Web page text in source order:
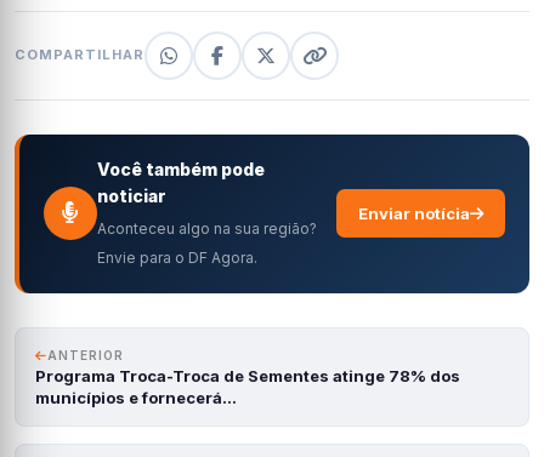
COMPARTILHAR
Você também pode
noticiar
Aconteceu algo na sua região?
Envie para o DF Agora.
Enviar notícia
ANTERIOR
Programa Troca-Troca de Sementes atinge 78% dos
municípios e fornecerá…